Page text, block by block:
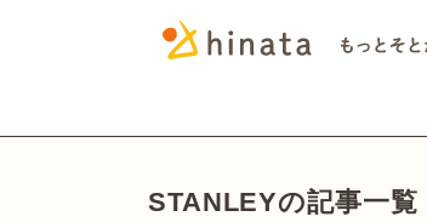
STANLEYの記事一覧